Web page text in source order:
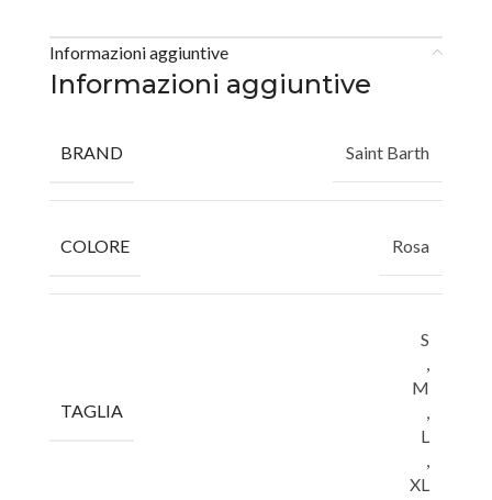
Informazioni aggiuntive
Informazioni aggiuntive
BRAND Saint Barth
COLORE Rosa
TAGLIA
S
M
L
XL